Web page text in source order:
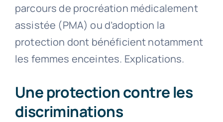
parcours de procréation médicalement
assistée (PMA) ou d’adoption la
protection dont bénéficient notamment
les femmes enceintes. Explications.
Une protection contre les
discriminations